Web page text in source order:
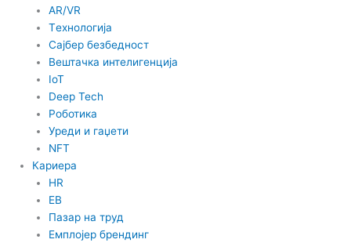
AR/VR
Tехнологија
Сајбер безбедност
Вештачка интелигенција
IoT
Deep Tech
Роботика
Уреди и гаџети
NFT
Кариера
HR
EB
Пазар на труд
Емплојер брендинг